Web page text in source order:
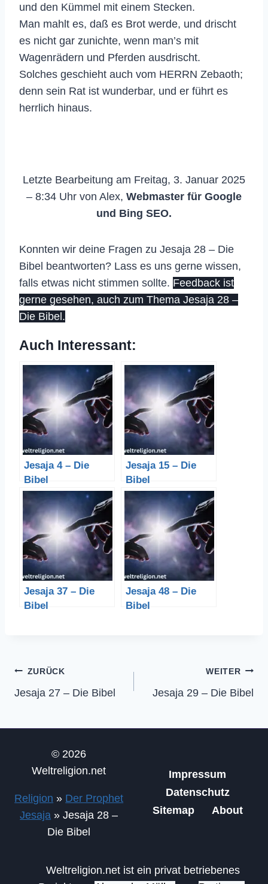
und den Kümmel mit einem Stecken.
Man mahlt es, daß es Brot werde, und drischt
es nicht gar zunichte, wenn man’s mit
Wagenrädern und Pferden ausdrischt.
Solches geschieht auch vom HERRN Zebaoth;
denn sein Rat ist wunderbar, und er führt es
herrlich hinaus.
Letzte Bearbeitung am Freitag, 3. Januar 2025
– 8:34 Uhr von Alex, Webmaster für Google
und Bing SEO.
Konnten wir deine Fragen zu Jesaja 28 – Die
Bibel beantworten? Lass es uns gerne wissen,
falls etwas nicht stimmen sollte. Feedback ist
gerne gesehen, auch zum Thema Jesaja 28 –
Die Bibel.
Auch Interessant:
Jesaja 4 – Die
Bibel
Jesaja 15 – Die
Bibel
Jesaja 37 – Die
Bibel
Jesaja 48 – Die
Bibel
Beitragsnavigation
ZURÜCK
Jesaja 27 – Die Bibel
WEITER
Jesaja 29 – Die Bibel
© 2026
Weltreligion.net
Religion » Der Prophet
Jesaja »Jesaja 28 –
Die Bibel
Impressum
Datenschutz
Sitemap
About
Weltreligion.net ist ein privat betriebenes